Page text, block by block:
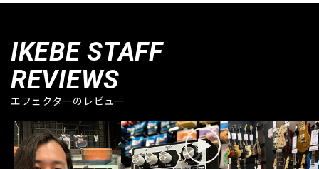
IKEBE STAFF
REVIEWS
エフェクターのレビュー